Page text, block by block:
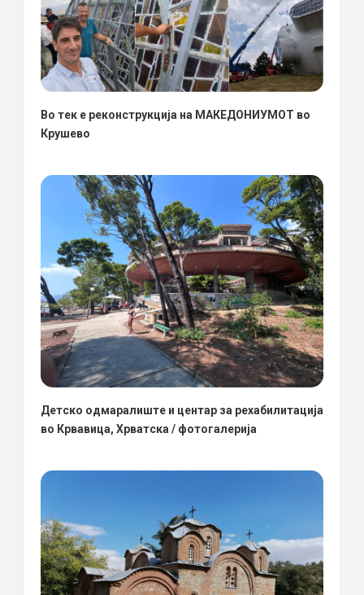
Во тек е реконструкција на МАКЕДОНИУМОТ во
Крушево
Детско одмаралиште и центар за рехабилитација
во Крвавица, Хрватска / фотогалерија